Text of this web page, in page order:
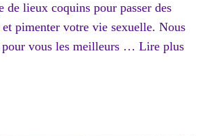
de lieux coquins pour passer des
et pimenter votre vie sexuelle. Nous
pour vous les meilleurs … Lire plus